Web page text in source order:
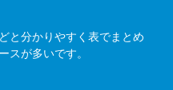
と分かりやすく表でまとめ
スが多いです。